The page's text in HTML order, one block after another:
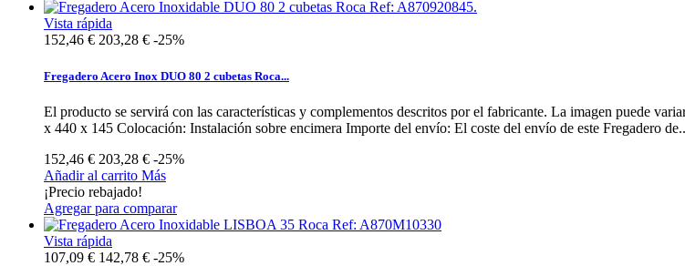
Vista rápida
152,46 € 203,28 € -25%
Fregadero Acero Inox DUO 80 2 cubetas Roca...
El producto se servirá con las características y complementos descritos por el fabricante. La imagen puede
x 440 x 145 Colocación: Instalación sobre encimera Importe del envío: El coste del envío de este Fregadero
152,46 € 203,28 € -25%
Añadir al carrito Más
¡Precio rebajado!
Agregar para comparar
Vista rápida
107,09 € 142,78 € -25%